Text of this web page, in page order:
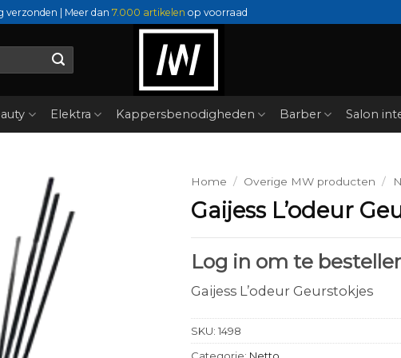
verzonden | Meer dan 7.000 artikelen op voorraad
Elektra Kappersbenodigheden Barber Salon
Home / Overige MW producten /
Gaijess L’odeur
Log in om te
Gaijess L’odeur Geurstokjes
SKU: 1498